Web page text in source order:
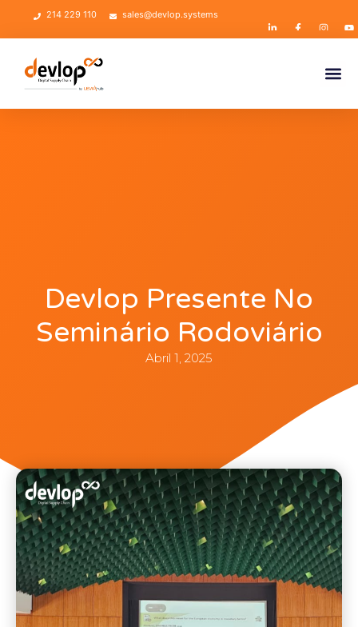
214 229 110 sales@devlop.systems
Devlop Presente No
Seminário Rodoviário
Abril 1, 2025